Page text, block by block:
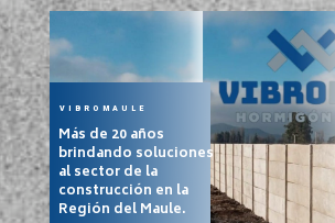
VIBROMAULE
Más de 20 años
brindando soluciones
al sector de la
construcción en la
Región del Maule.